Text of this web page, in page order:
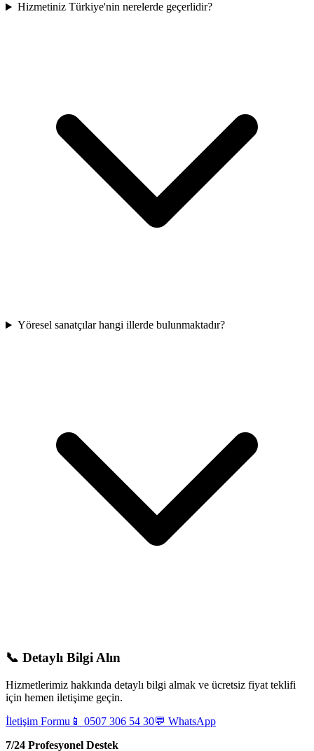
Hizmetiniz Türkiye'nin nerelerde geçerlidir?
Yöresel sanatçılar hangi illerde bulunmaktadır?
📞 Detaylı Bilgi Alın
Hizmetlerimiz hakkında detaylı bilgi almak ve ücretsiz fiyat teklifi
için hemen iletişime geçin.
İletişim Formu 📱 0507 306 54 30💬 WhatsApp
7/24 Profesyonel Destek